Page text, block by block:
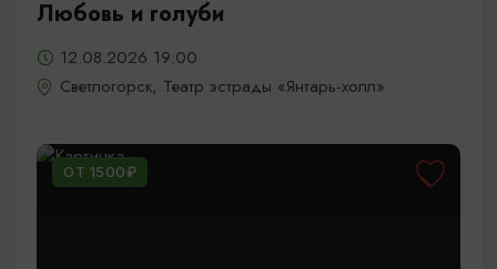
Любовь и голуби
12.08.2026 19:00
Светлогорск, Театр эстрады «Янтарь-холл»
ОТ 1500₽